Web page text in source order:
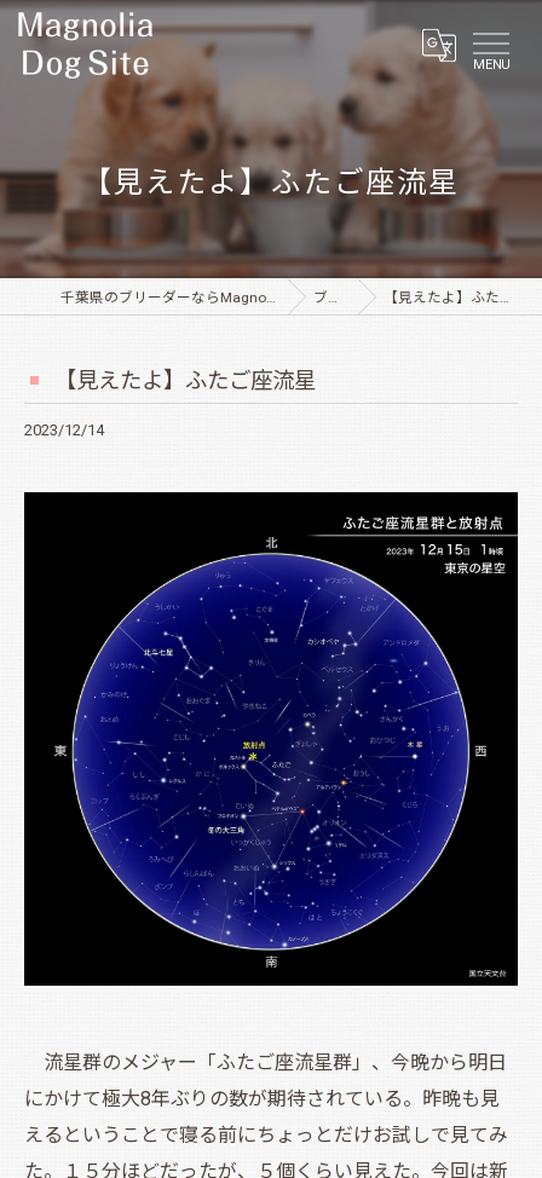
MENU
【見えたよ】ふたご座流星
千葉県のブリーダーならMagnolia Dog Site ブログ 【見えたよ】ふたご座流星
【見えたよ】ふたご座流星
2023/12/14
流星群のメジャー「ふたご座流星群」、今晩から明日
にかけて極大8年ぶりの数が期待されている。昨晩も見
えるということで寝る前にちょっとだけお試しで見てみ
た。１５分ほどだったが、５個くらい見えた。今回は新